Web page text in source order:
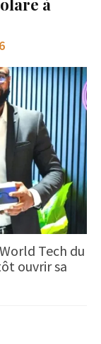
à
Tech du
ouvrir sa